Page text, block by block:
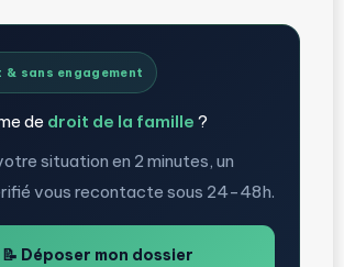
sans engagement
de droit de la famille ?
situation en 2 minutes, un
vous recontacte sous 24-48h.
📝 Déposer mon dossier